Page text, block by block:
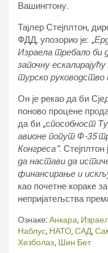
Вашингтону.
Тајлер Стејплтон,
ФДД, упозорио је: „
Израела требало би
започну
турско руководство
Он је рекао да би
поново процене
да би „способност
авионе попут Ф-35
Конгреса“.
да настави да
финансирање и
као почетне кораке
непријатељства
Ознаке:Анкара,
Наблус, НАТО, САД,
Хезболах, Шин Бет